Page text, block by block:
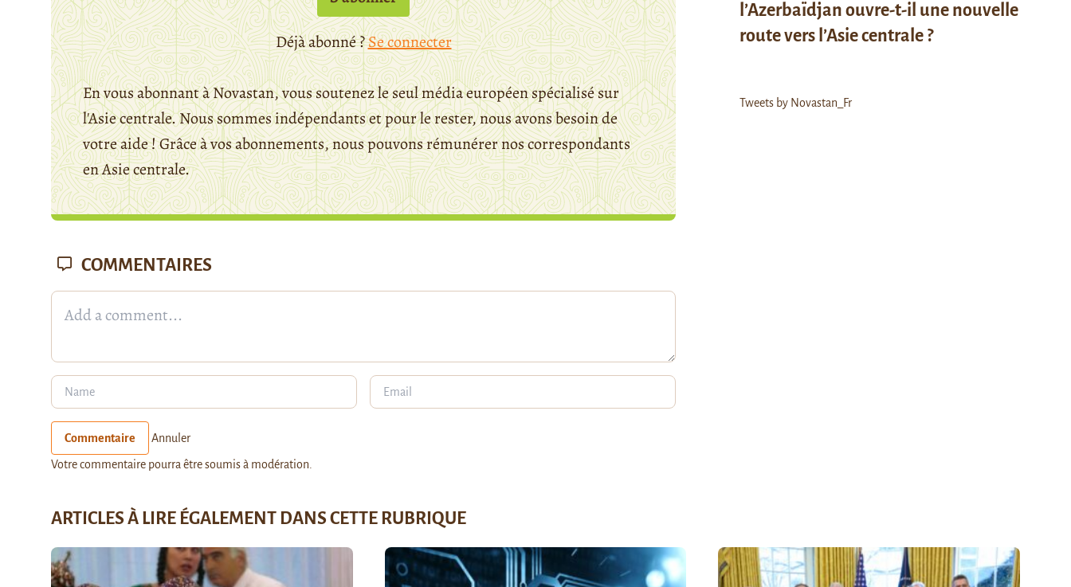
Déjà abonné ?Se connecter
En vous abonnant à Novastan, vous soutenez le seul média européen spécialisé sur
l'Asie centrale. Nous sommes indépendants et pour le rester, nous avons besoin de
votre aide ! Grâce à vos abonnements, nous pouvons rémunérer nos correspondants
en Asie centrale.
l’Azerbaïdjan ouvre-t-il une nouvelle
route vers l’Asie centrale ?
Tweets by Novastan_Fr
COMMENTAIRES
Commentaire Annuler
Votre commentaire pourra être soumis à modération.
ARTICLES À LIRE ÉGALEMENT DANS CETTE RUBRIQUE